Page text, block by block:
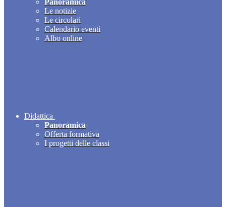
Panoramica
Le notizie
Le circolari
Calendario eventi
Albo online
Didattica
Panoramica
Offerta formativa
I progetti delle classi